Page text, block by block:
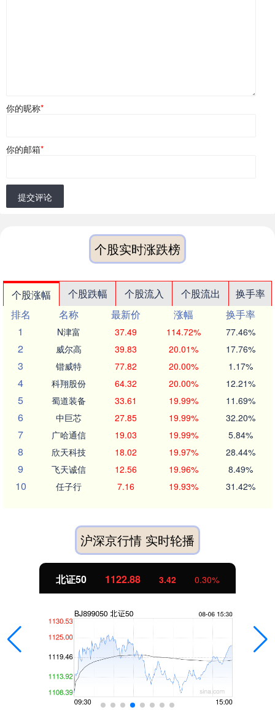
你的昵称*
你的邮箱*
提交评论
个股实时涨跌榜
个股涨幅 个股跌幅 个股流入 个股流出
换手率
排名
名称 最新价 涨幅
换手率
1
N津富 37.49 114.72% 77.46%
2 威尔高 39.83 20.01% 17.76%
3 锴威特 77.82 20.00% 1.17%
4 科翔股份 64.32 20.00% 12.21%
5 蜀道装备 33.61 19.99% 11.69%
6 中巨芯 27.85 19.99% 32.20%
7 广哈通信 19.03 19.99% 5.84%
8 欣天科技 18.02 19.97% 28.44%
9 飞天诚信 12.56 19.96% 8.49%
10 任子行 7.16 19.93% 31.42%
沪深京行情 实时轮播
北证50 1122.88 3.42 0.30%